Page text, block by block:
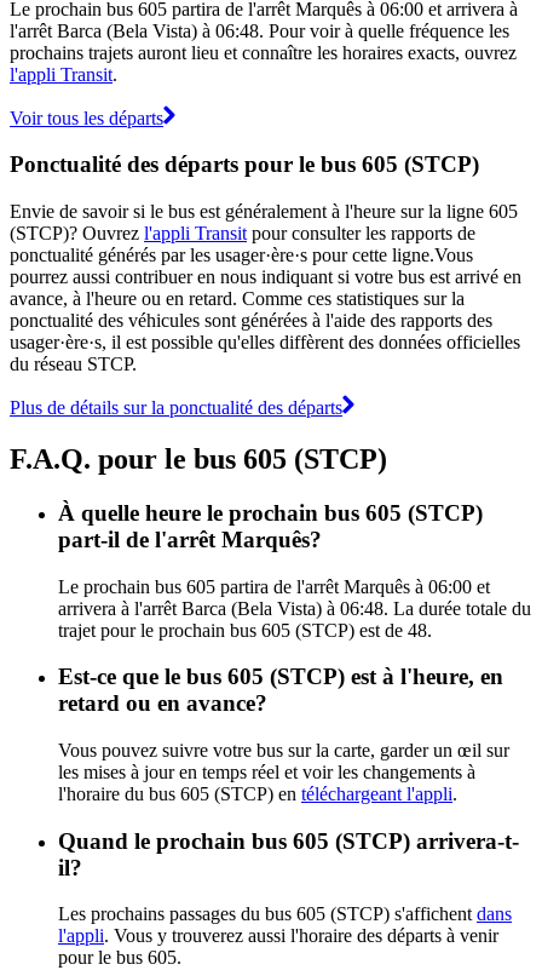
Le prochain bus 605 partira de l'arrêt Marquês à 06:00 et arrivera à
l'arrêt Barca (Bela Vista) à 06:48. Pour voir à quelle fréquence les
prochains trajets auront lieu et connaître les horaires exacts, ouvrez
l'appli Transit.
Voir tous les départs
Ponctualité des départs pour le bus 605 (STCP)
Envie de savoir si le bus est généralement à l'heure sur la ligne 605
(STCP)? Ouvrez l'appli Transit pour consulter les rapports de
ponctualité générés par les usager·ère·s pour cette ligne.Vous
pourrez aussi contribuer en nous indiquant si votre bus est arrivé en
avance, à l'heure ou en retard. Comme ces statistiques sur la
ponctualité des véhicules sont générées à l'aide des rapports des
usager·ère·s, il est possible qu'elles diffèrent des données officielles
du réseau STCP.
Plus de détails sur la ponctualité des départs
F.A.Q. pour le bus 605 (STCP)
À quelle heure le prochain bus 605 (STCP)
part-il de l'arrêt Marquês?
Le prochain bus 605 partira de l'arrêt Marquês à 06:00 et
arrivera à l'arrêt Barca (Bela Vista) à 06:48. La durée totale du
trajet pour le prochain bus 605 (STCP) est de 48.
Est-ce que le bus 605 (STCP) est à l'heure, en
retard ou en avance?
Vous pouvez suivre votre bus sur la carte, garder un œil sur
les mises à jour en temps réel et voir les changements à
l'horaire du bus 605 (STCP) en téléchargeant l'appli.
Quand le prochain bus 605 (STCP) arrivera-t-
il?
Les prochains passages du bus 605 (STCP) s'affichent dans
l'appli. Vous y trouverez aussi l'horaire des départs à venir
pour le bus 605.